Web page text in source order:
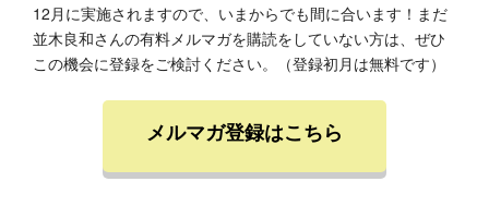
12月に実施されますので、いまからでも間に合います！まだ
並木良和さんの有料メルマガを購読をしていない方は、ぜひ
この機会に登録をご検討ください。（登録初月は無料です）
メルマガ登録はこちら